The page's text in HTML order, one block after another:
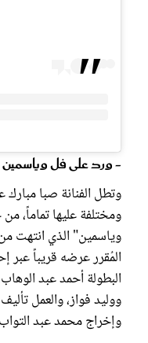
- ورد على فل وياسمين
وتطل الفنانة صبا
ومختلفة عليها
وياسمين" الذي انتهت
المُقرر عرضه قريباً عبر
البطولة أحمد عبد
ووليد فواز، والعمل
وإخراج محمد عبد